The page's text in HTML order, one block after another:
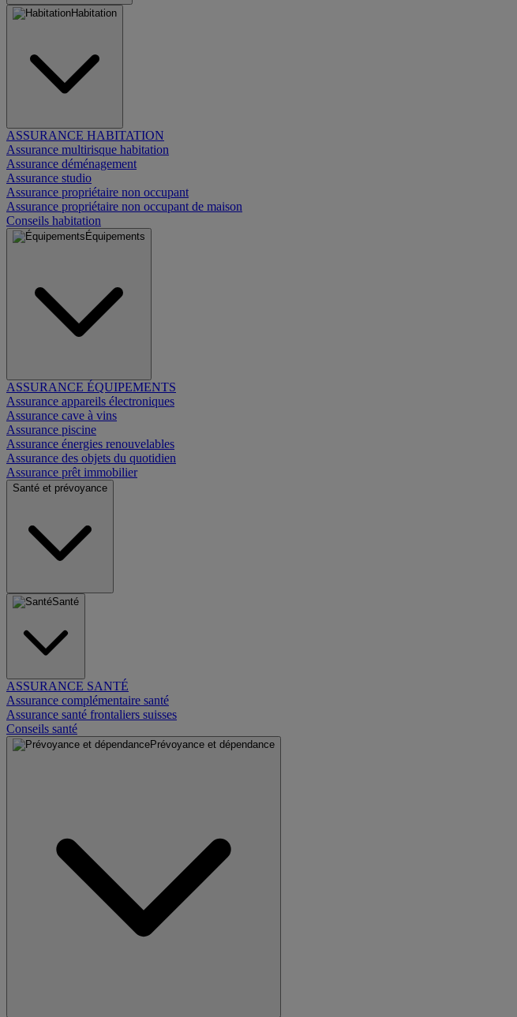
Habitation
ASSURANCE HABITATION
Assurance multirisque habitation
Assurance déménagement
Assurance studio
Assurance propriétaire non occupant
Assurance propriétaire non occupant de maison
Conseils habitation
Équipements
ASSURANCE ÉQUIPEMENTS
Assurance appareils électroniques
Assurance cave à vins
Assurance piscine
Assurance énergies renouvelables
Assurance des objets du quotidien
Assurance prêt immobilier
Santé et prévoyance
Santé
ASSURANCE SANTÉ
Assurance complémentaire santé
Assurance santé frontaliers suisses
Conseils santé
Prévoyance et dépendance